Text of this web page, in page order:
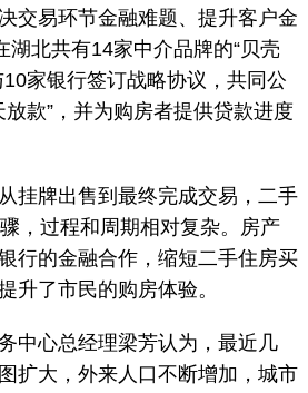
交易环节金融难题、提升客户金
湖北共有14家中介品牌的“贝壳
家银行签订战略协议，共同公
款”，并为购房者提供贷款进度
牌出售到最终完成交易，二手
，过程和周期相对复杂。房产
行的金融合作，缩短二手住房买
升了市民的购房体验。
心总经理梁芳认为，最近几
扩大，外来人口不断增加，城市